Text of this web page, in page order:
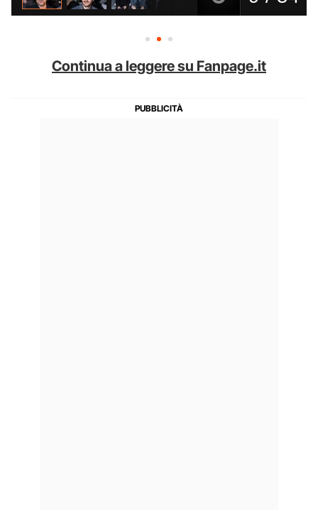
Continua a leggere su Fanpage.it